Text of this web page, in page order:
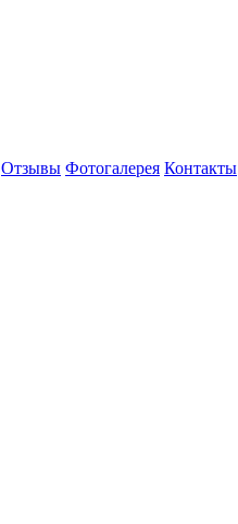
Отзывы Фотогалерея Контакты